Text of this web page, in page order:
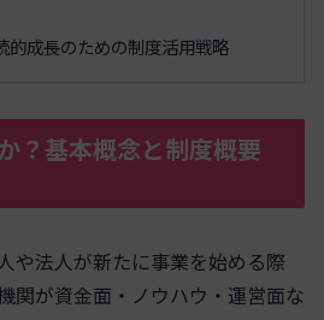
的成長のための制度活用戦略
？基本概念と制度概要
や法人が新たに事業を始める際
関が資金面・ノウハウ・運営面な